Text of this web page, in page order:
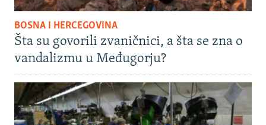
BOSNA I HERCEGOVINA
Šta su govorili zvaničnici, a šta se zna o
vandalizmu u Međugorju?